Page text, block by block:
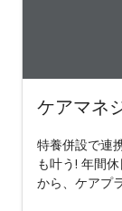
ケアマネ
特養併設で連
も叶う! 年間
から、ケアプ